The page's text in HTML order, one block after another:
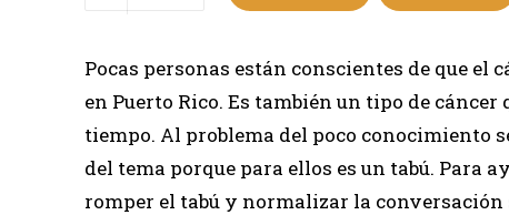
Pocas personas están conscientes de que el
en Puerto Rico. Es también un tipo de cáncer
tiempo. Al problema del poco conocimiento
del tema porque para ellos es un tabú. Para
romper el tabú y normalizar la conversación